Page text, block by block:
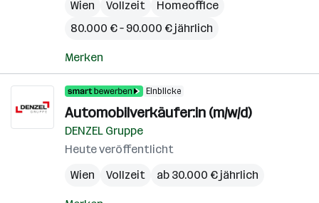
Wien
Vollzeit
Homeoffice
80.000 € – 90.000 € jährlich
Merken
Einblicke
Automobilverkäufer:in (m/w/d)
DENZEL Gruppe
Heute veröffentlicht
Wien
Vollzeit ab 30.000 € jährlich